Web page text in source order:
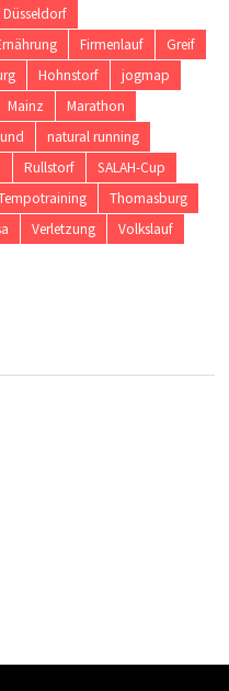
Düsseldorf
Firmenlauf
Greif
Hohnstorf
jogmap
Mainz
Marathon
natural running
Rullstorf
SALAH-Cup
Thomasburg
Verletzung
Volkslauf